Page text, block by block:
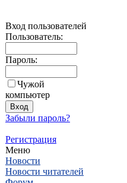
Вход пользователей
Пользователь:
Пароль:
Чужой
компьютер
Забыли пароль?
Регистрация
Меню
Новости
Новости читателей